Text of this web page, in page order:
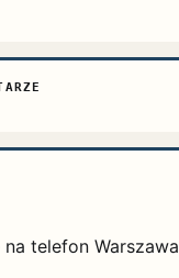
telefon Warszawa